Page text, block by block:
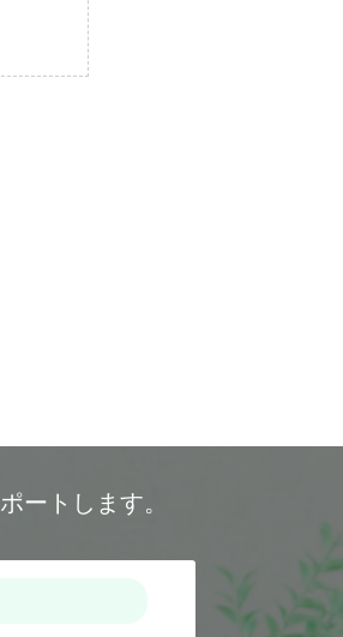
ートします。